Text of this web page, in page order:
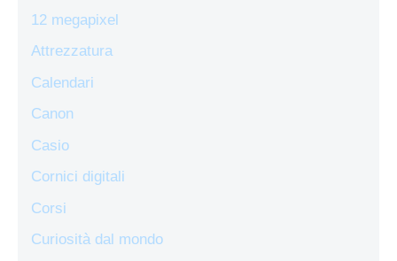
12 megapixel
Attrezzatura
Calendari
Canon
Casio
Cornici digitali
Corsi
Curiosità dal mondo